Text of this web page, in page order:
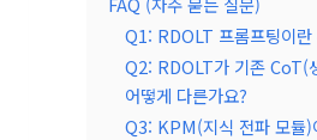
Q1: RDOLT 프롬프팅이란
Q2: RDOLT가 기존 CoT(
어떻게 다른가요?
Q3: KPM(지식 전파 모듈)